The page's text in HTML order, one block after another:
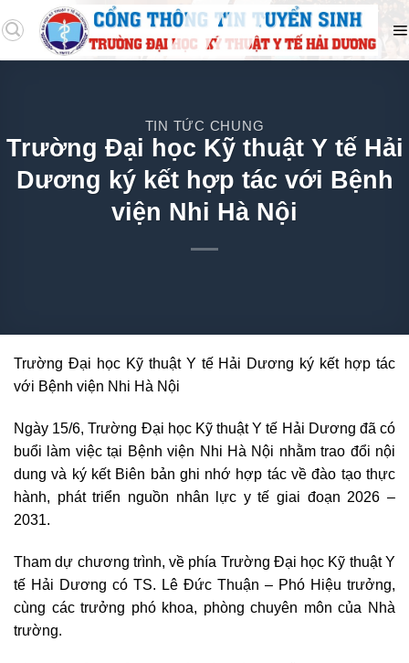
TIN TỨC CHUNG
Trường Đại học Kỹ thuật Y tế Hải
Dương ký kết hợp tác với Bệnh
viện Nhi Hà Nội
Trường Đại học Kỹ thuật Y tế Hải Dương ký kết hợp tác
với Bệnh viện Nhi Hà Nội
Ngày 15/6, Trường Đại học Kỹ thuật Y tế Hải Dương đã có
buổi làm việc tại Bệnh viện Nhi Hà Nội nhằm trao đổi nội
dung và ký kết Biên bản ghi nhớ hợp tác về đào tạo thực
hành, phát triển nguồn nhân lực y tế giai đoạn 2026 –
2031.
Tham dự chương trình, về phía Trường Đại học Kỹ thuật Y
tế Hải Dương có TS. Lê Đức Thuận – Phó Hiệu trưởng,
cùng các trưởng phó khoa, phòng chuyên môn của Nhà
trường.